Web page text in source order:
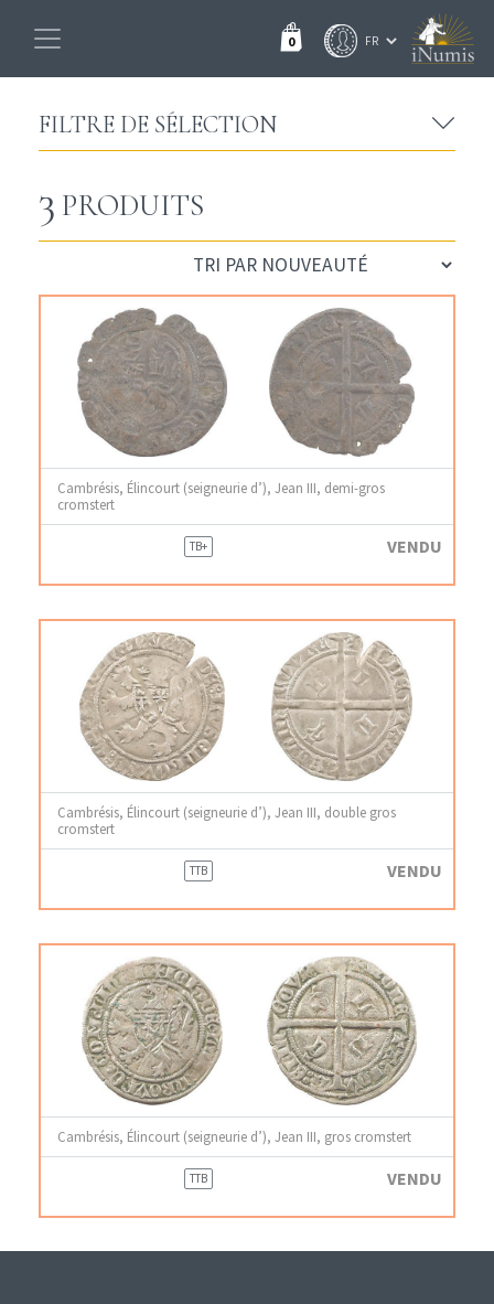
0
FILTRE DE SÉLECTION
3 PRODUITS
Cambrésis, Élincourt (seigneurie d’), Jean III, demi-gros
cromstert
TB+ VENDU
Cambrésis, Élincourt (seigneurie d’), Jean III, double gros
cromstert
TTB VENDU
Cambrésis, Élincourt (seigneurie d’), Jean III, gros cromstert
TTB VENDU